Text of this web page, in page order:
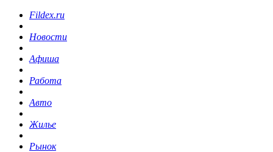
Fildex.ru
Новости
Афиша
Работа
Авто
Жилье
Рынок